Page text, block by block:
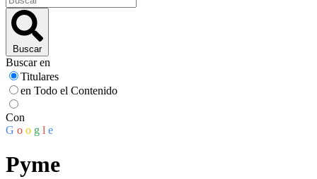
Buscar
Buscar en
Titulares
en Todo el Contenido
Con
G o o g l e
Pyme